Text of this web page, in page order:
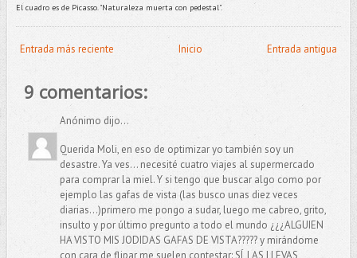
El cuadro es de Picasso. "Naturaleza muerta con pedestal".
Entrada más reciente Entrada antigua
Inicio
9 comentarios:
Anónimo dijo...
Querida Moli, en eso de optimizar yo también soy un
desastre. Ya ves... necesité cuatro viajes al supermercado
para comprar la miel. Y si tengo que buscar algo como por
ejemplo las gafas de vista (las busco unas diez veces
diarias...)primero me pongo a sudar, luego me cabreo, grito,
insulto y por último pregunto a todo el mundo ¿¿¿ALGUIEN
HA VISTO MIS JODIDAS GAFAS DE VISTA????? y mirándome